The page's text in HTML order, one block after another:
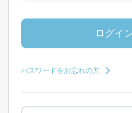
パスワードをお忘れの方